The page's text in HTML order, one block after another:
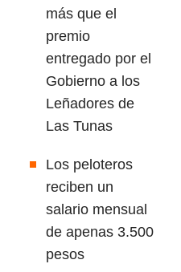
más que el
premio
entregado por el
Gobierno a los
Leñadores de
Las Tunas
Los peloteros
reciben un
salario mensual
de apenas 3.500
pesos